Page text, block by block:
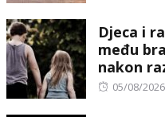
Djeca i
među
nakon
Posted
05/08/2026